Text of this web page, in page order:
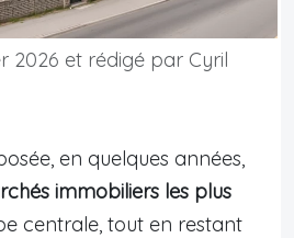
2026 et rédigé par Cyril
en quelques années,
immobiliers les plus
centrale, tout en restant